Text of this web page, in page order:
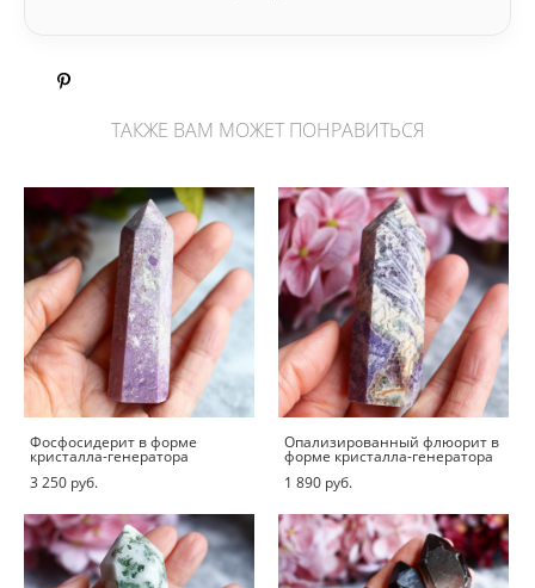
ТАКЖЕ ВАМ МОЖЕТ ПОНРАВИТЬСЯ
Фосфосидерит в форме
кристалла-генератора
3 250 pуб.
Опализированный флюорит в
форме кристалла-генератора
1 890 pуб.